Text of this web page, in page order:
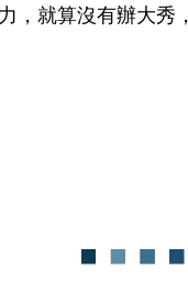
，就算沒有辦大秀